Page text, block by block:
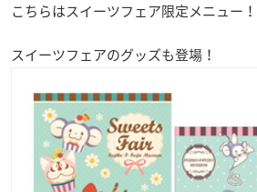
こちらはスイーツフェア限定メニュー！
スイーツフェアのグッズも登場！